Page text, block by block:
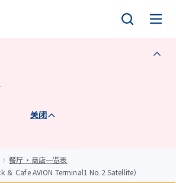
关闭
餐厅・商店一览表
＆ Cafe AVION Terminal1 No.2 Satellite）